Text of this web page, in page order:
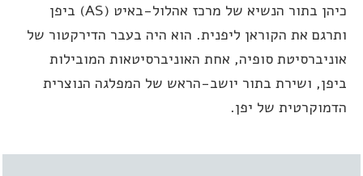
כיהן בתור הנשיא של מרכז אהלול-באיט (AS) ביפן
את הקוראן ליפנית. הוא היה בעבר הדירקטור של
סופיה, אחת האוניברסיטאות המובילות
ושירת בתור יושב-הראש של המפלגה הנוצרית
של יפן.